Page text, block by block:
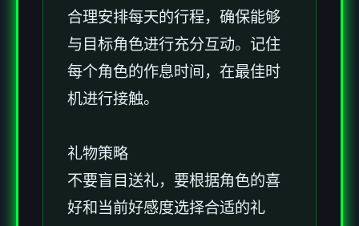
合理安排每天的行程，确保能够
与目标角色进行充分互动。记住
每个角色的作息时间，在最佳时
机进行接触。
礼物策略
不要盲目送礼，要根据角色的喜
好和当前好感度选择合适的礼